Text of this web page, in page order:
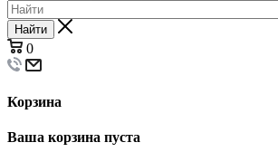
Найти
0
Корзина
Ваша корзина пуста